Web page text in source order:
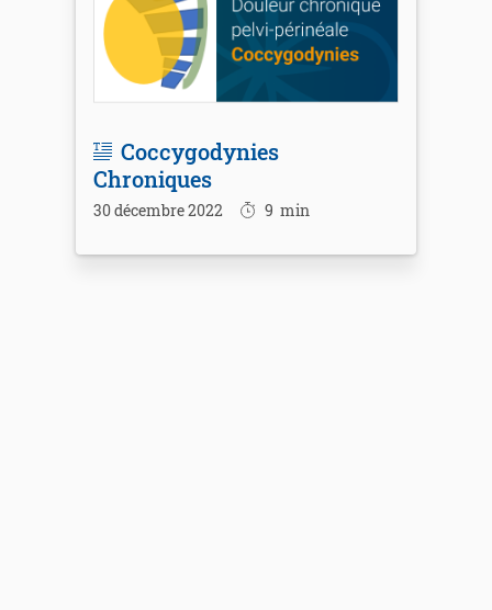
Coccygodynies
Chroniques
30 décembre 2022 9 min